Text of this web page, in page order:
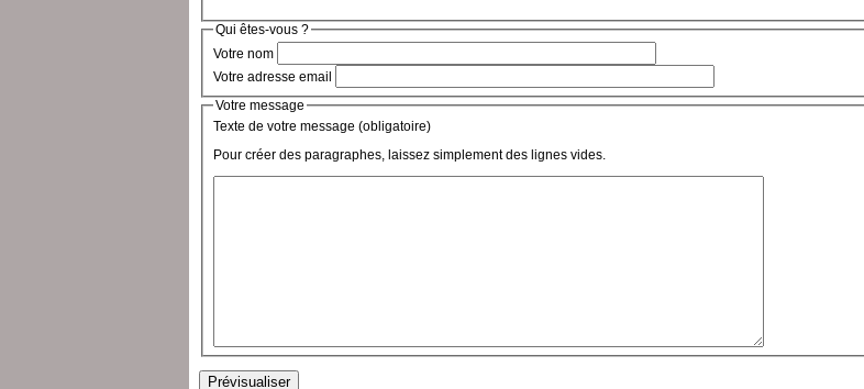
Qui êtes-vous ?
Votre nom
Votre adresse email
Votre message
Texte de votre message (obligatoire)
Pour créer des paragraphes, laissez simplement des lignes vides.